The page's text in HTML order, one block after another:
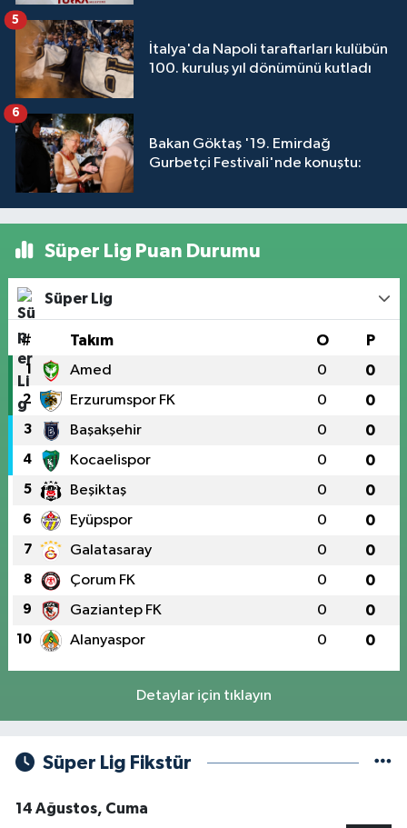
İtalya'da Napoli taraftarları kulübün
100. kuruluş yıl dönümünü kutladı
5
Bakan Göktaş '19. Emirdağ
Gurbetçi Festivali'nde konuştu:
6
Süper Lig Puan Durumu
Süper Lig
# Takım O P
1 Amed 0 0
2 Erzurumspor FK 0 0
3 Başakşehir 0 0
4 Kocaelispor 0 0
5 Beşiktaş 0 0
6 Eyüpspor 0 0
7 Galatasaray 0 0
8 Çorum FK 0 0
9 Gaziantep FK 0 0
10 Alanyaspor 0 0
Detaylar için tıklayın
Süper Lig Fikstür
14 Ağustos, Cuma